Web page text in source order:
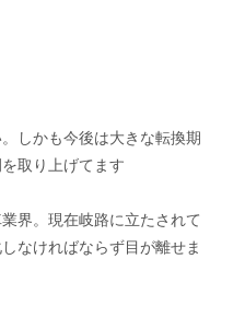
しかも今後は大きな転換期
取り上げてます
界。現在岐路に立たされて
なければならず目が離せま